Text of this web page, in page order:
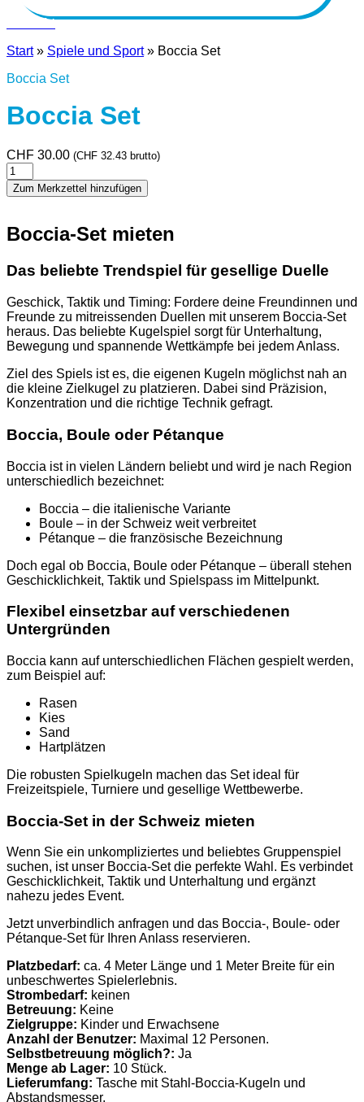
Kontakt
Start» Spiele und Sport» Boccia Set
Boccia Set
Boccia Set
CHF 30.00 (CHF 32.43 brutto)
Boccia
Set
Menge
Zum Merkzettel hinzufügen
Boccia-Set mieten
Das beliebte Trendspiel für gesellige Duelle
Geschick, Taktik und Timing: Fordere deine Freundinnen und
Freunde zu mitreissenden Duellen mit unserem Boccia-Set
heraus. Das beliebte Kugelspiel sorgt für Unterhaltung,
Bewegung und spannende Wettkämpfe bei jedem Anlass.
Ziel des Spiels ist es, die eigenen Kugeln möglichst nah an
die kleine Zielkugel zu platzieren. Dabei sind Präzision,
Konzentration und die richtige Technik gefragt.
Boccia, Boule oder Pétanque
Boccia ist in vielen Ländern beliebt und wird je nach Region
unterschiedlich bezeichnet:
Boccia – die italienische Variante
Boule – in der Schweiz weit verbreitet
Pétanque – die französische Bezeichnung
Doch egal ob Boccia, Boule oder Pétanque – überall stehen
Geschicklichkeit, Taktik und Spielspass im Mittelpunkt.
Flexibel einsetzbar auf verschiedenen
Untergründen
Boccia kann auf unterschiedlichen Flächen gespielt werden,
zum Beispiel auf:
Rasen
Kies
Sand
Hartplätzen
Die robusten Spielkugeln machen das Set ideal für
Freizeitspiele, Turniere und gesellige Wettbewerbe.
Boccia-Set in der Schweiz mieten
Wenn Sie ein unkompliziertes und beliebtes Gruppenspiel
suchen, ist unser Boccia-Set die perfekte Wahl. Es verbindet
Geschicklichkeit, Taktik und Unterhaltung und ergänzt
nahezu jedes Event.
Jetzt unverbindlich anfragen und das Boccia-, Boule- oder
Pétanque-Set für Ihren Anlass reservieren.
Platzbedarf: ca. 4 Meter Länge und 1 Meter Breite für ein
unbeschwertes Spielerlebnis.
Strombedarf: keinen
Betreuung: Keine
Zielgruppe: Kinder und Erwachsene
Anzahl der Benutzer: Maximal 12 Personen.
Selbstbetreuung möglich?: Ja
Menge ab Lager: 10 Stück.
Lieferumfang: Tasche mit Stahl-Boccia-Kugeln und
Abstandsmesser.